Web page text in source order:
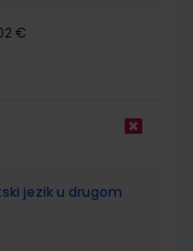
€
jezik u drugom